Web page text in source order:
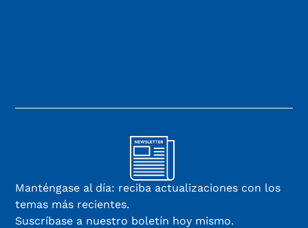
Manténgase al día: reciba actualizaciones con los
temas más recientes.
Suscríbase a nuestro boletín hoy mismo.